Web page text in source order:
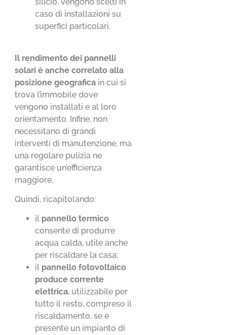
caso di installazioni su
superfici particolari.
Il rendimento dei pannelli
solari è anche correlato alla
posizione geografica in cui si
trova l’immobile dove
vengono installati e al loro
orientamento. Infine, non
necessitano di grandi
interventi di manutenzione, ma
una regolare pulizia ne
garantisce un’efficienza
maggiore.
Quindi, ricapitolando:
il pannello termico
consente di produrre
acqua calda, utile anche
per riscaldare la casa;
il pannello fotovoltaico
produce corrente
elettrica, utilizzabile per
tutto il resto, compreso il
riscaldamento, se è
presente un impianto di